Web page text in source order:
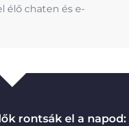
élő chaten és e-
rontsák el a napod: